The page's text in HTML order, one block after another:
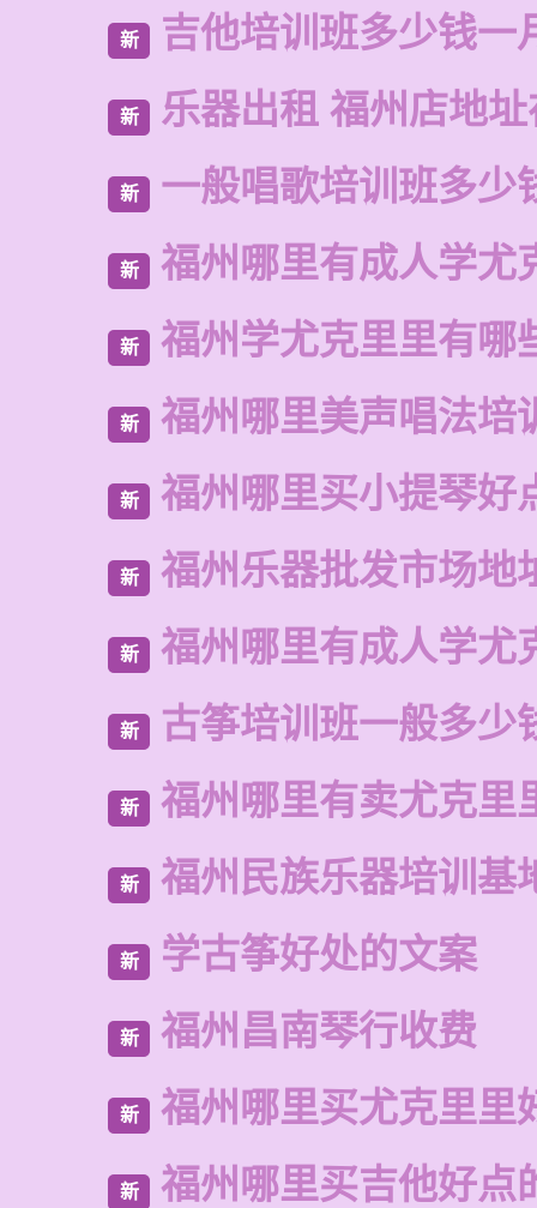
新 吉他培训班多少钱一
新 乐器出租 福州店地
新 一般唱歌培训班多少
新 福州哪里有成人学尤
新 福州学尤克里里有哪
新 福州哪里美声唱法培
新 福州哪里买小提琴好
新 福州乐器批发市场地
新 福州哪里有成人学尤
新 古筝培训班一般多少
新 福州哪里有卖尤克里
新 福州民族乐器培训基
新 学古筝好处的文案
新 福州昌南琴行收费
新 福州哪里买尤克里里
新 福州哪里买吉他好点